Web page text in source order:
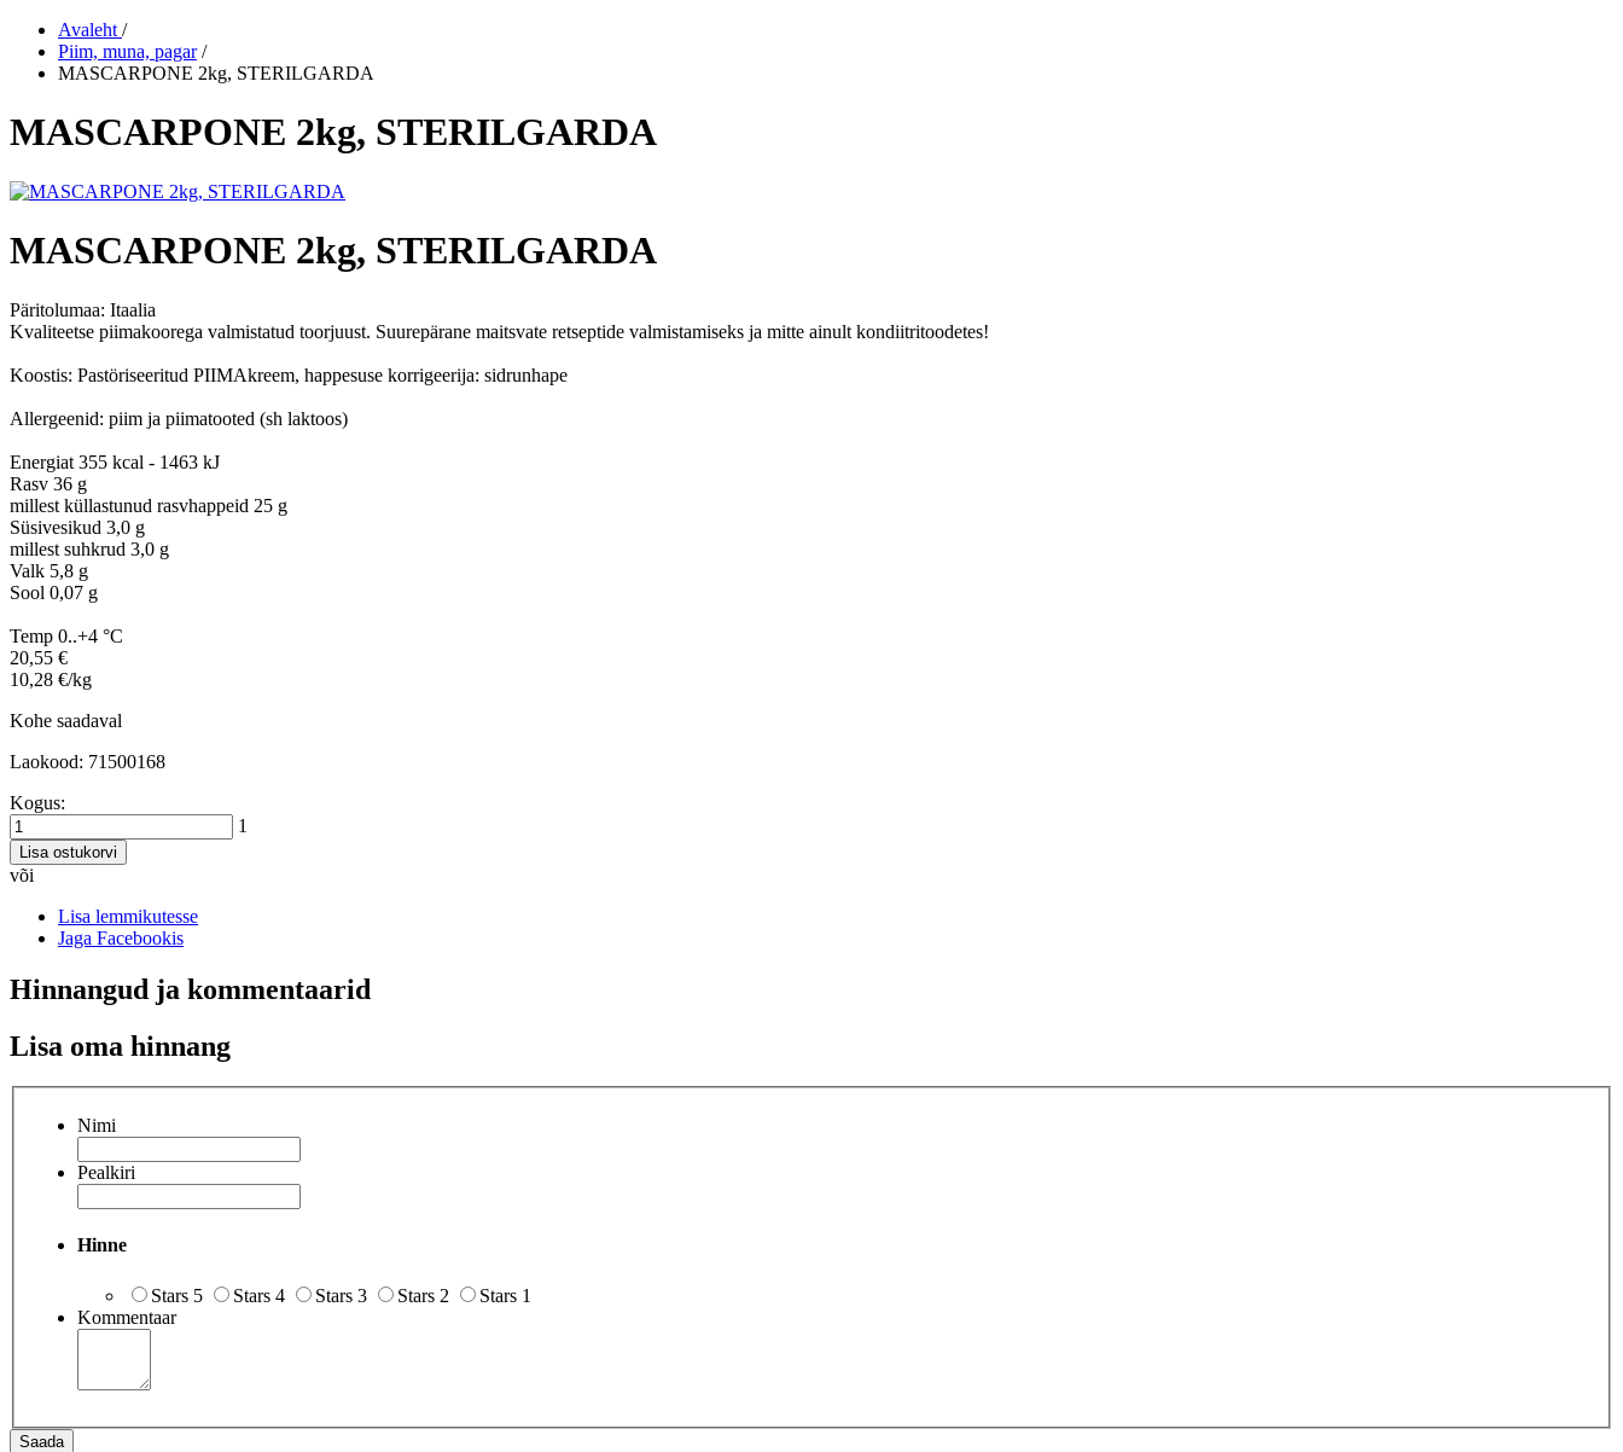
Avaleht /
Piim, muna, pagar /
MASCARPONE 2kg, STERILGARDA
MASCARPONE 2kg, STERILGARDA
MASCARPONE 2kg, STERILGARDA
Päritolumaa: Itaalia
Kvaliteetse piimakoorega valmistatud toorjuust. Suurepärane maitsvate retseptide valmistamiseks ja mitte ainult kondiitritoodetes!
Koostis: Pastöriseeritud PIIMAkreem, happesuse korrigeerija: sidrunhape
Allergeenid: piim ja piimatooted (sh laktoos)
Energiat 355 kcal - 1463 kJ
Rasv 36 g
millest küllastunud rasvhappeid 25 g
Süsivesikud 3,0 g
millest suhkrud 3,0 g
Valk 5,8 g
Sool 0,07 g
Temp 0..+4 °C
20,55 €
10,28 €/kg
Kohe saadaval
Laokood: 71500168
Kogus:
1
Lisa ostukorvi
või
Lisa lemmikutesse
Jaga Facebookis
Hinnangud ja kommentaarid
Lisa oma hinnang
Nimi
Pealkiri
Hinne
Stars 5 Stars 4 Stars 3 Stars 2
Stars 1
Kommentaar
Saada